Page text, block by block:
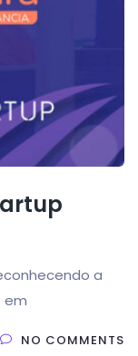
a
em
NO COMMENTS